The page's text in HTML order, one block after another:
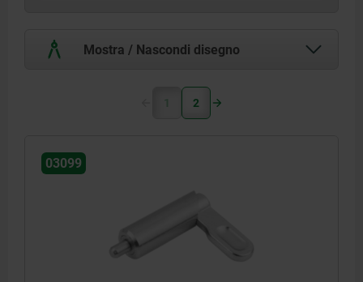
Mostra / Nascondi disegno
1 2
03099